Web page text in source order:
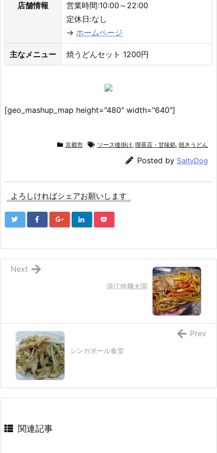
店舗情報
営業時間:10:00～22:00
定休日:なし
→ ホームページ
主なメニュー 焼うどんセット 1200円
[geo_mashup_map height="480" width="640"]
京都市 ソース後掛け, 喫茶店・甘味処, 焼きうどん
Posted by SaltyDog
よろしければシェアお願いします
浪江焼麺太国
Next
シンガポール食堂
Prev
関連記事